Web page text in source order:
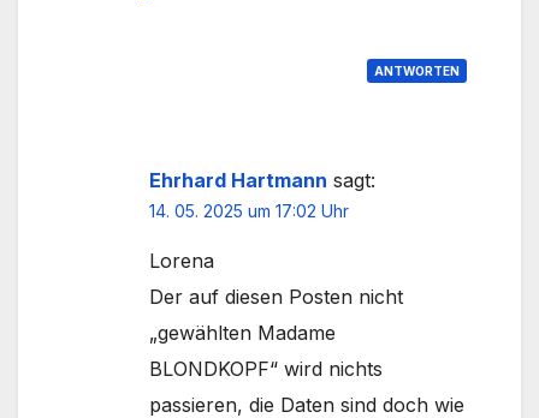
ANTWORTEN
Ehrhard Hartmann sagt:
14. 05. 2025 um 17:02 Uhr
Lorena
Der auf diesen Posten nicht
„gewählten Madame
BLONDKOPF“ wird nichts
passieren, die Daten sind doch wie